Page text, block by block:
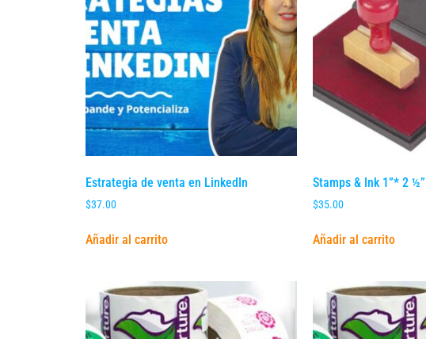
Estrategia de venta en LinkedIn
$37.00
Añadir al carrito
Stamps & Ink 1”* 2 ½”
$35.00
Añadir al carrito